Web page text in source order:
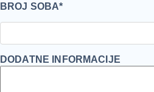
BROJ SOBA*
DODATNE INFORMACIJE